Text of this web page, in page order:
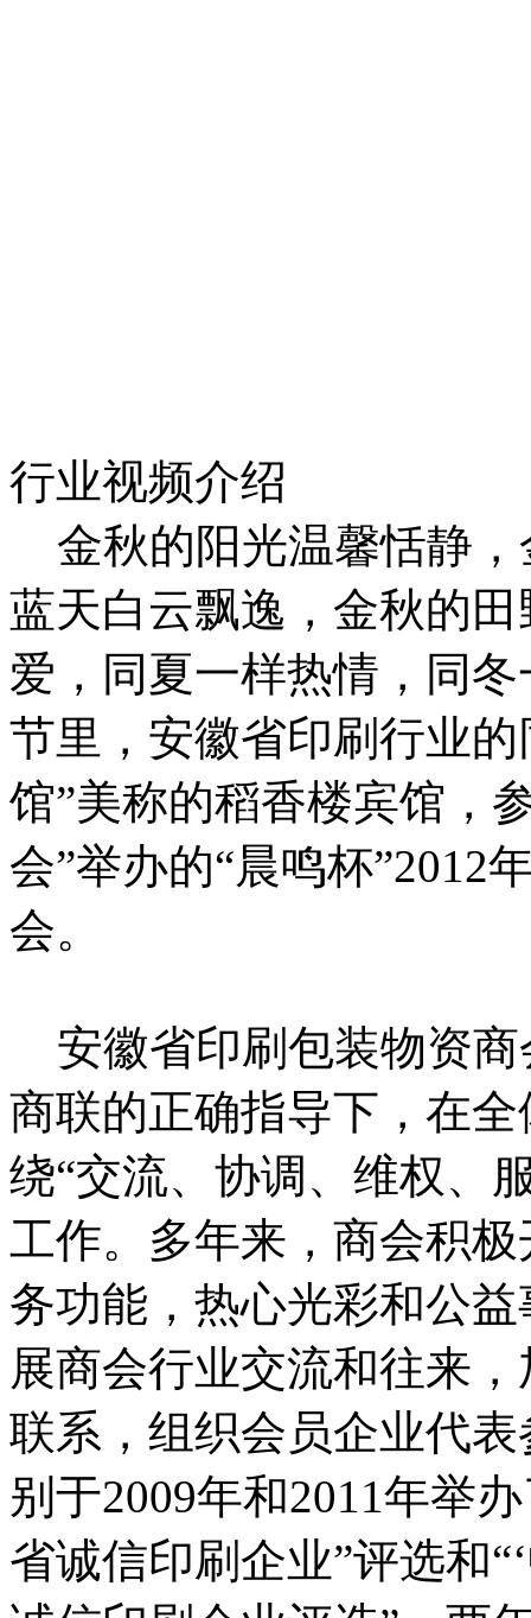
行业视频介绍
金秋的阳光温馨恬静，
蓝天白云飘逸，金秋的
爱，同夏一样热情，同
节里，安徽省印刷行业
馆”美称的稻香楼宾馆，
会”举办的“晨鸣杯”2012
会。
安徽省印刷包装物资商
商联的正确指导下，在
绕“交流、协调、维权、
工作。多年来，商会积
务功能，热心光彩和公
展商会行业交流和往来
联系，组织会员企业代
别于2009年和2011年举办
省诚信印刷企业”评选和